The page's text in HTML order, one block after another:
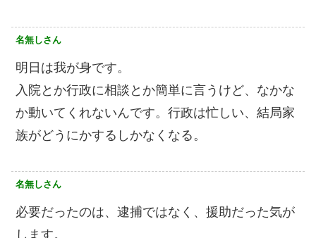
名無しさん
明日は我が身です。
入院とか行政に相談とか簡単に言うけど、なかな
か動いてくれないんです。行政は忙しい、結局家
族がどうにかするしかなくなる。
名無しさん
必要だったのは、逮捕ではなく、援助だった気が
します。